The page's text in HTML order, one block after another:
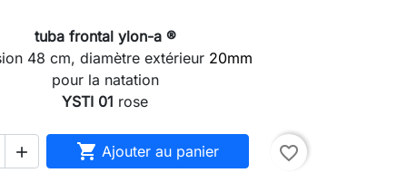
tuba frontal ylon-a ®
48 cm, diamètre extérieur 20mm
pour la natation
YSTI 01 rose
  Ajouter au panier favorite_border